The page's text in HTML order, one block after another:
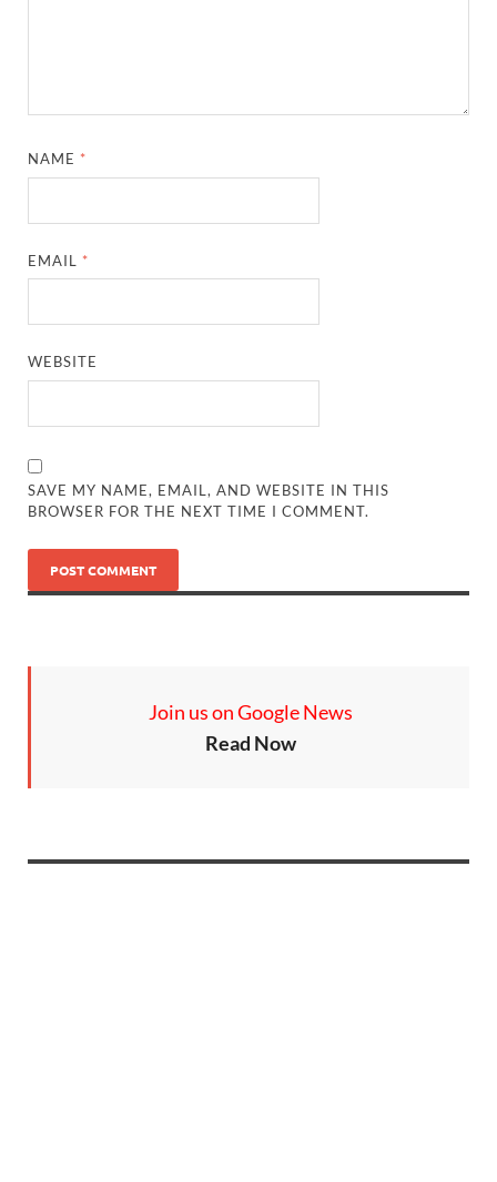
NAME *
EMAIL *
WEBSITE
SAVE MY NAME, EMAIL, AND WEBSITE IN THIS
BROWSER FOR THE NEXT TIME I COMMENT.
Join us on Google News
Read Now